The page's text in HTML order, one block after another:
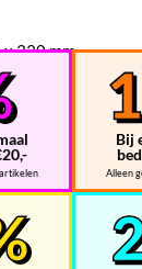
x 330 mm
х 53 mm
450 mm
х 53 mm
Bij
Alleen